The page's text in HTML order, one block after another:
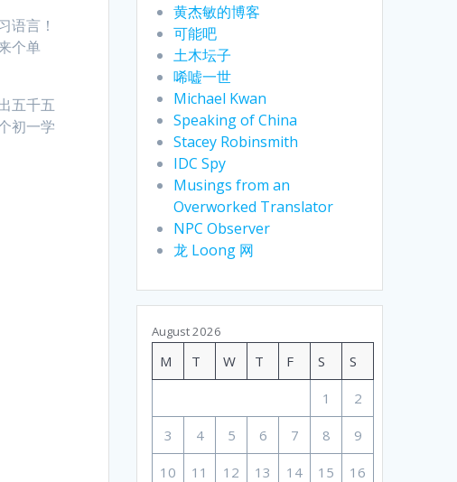
语言！
个单
五千五
初一学
黄杰敏的博客
可能吧
土木坛子
唏嘘一世
Michael Kwan
Speaking of China
Stacey Robinsmith
IDC Spy
Musings from an
Overworked Translator
NPC Observer
龙 Loong 网
August 2026
M T W T F S S
1 2
3 4 5 6 7 8 9
10 11 12 13 14 15 16